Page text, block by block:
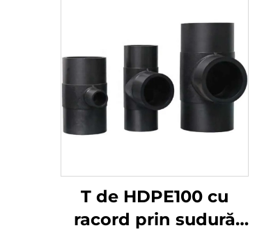
T de HDPE100 cu
racord prin sudură